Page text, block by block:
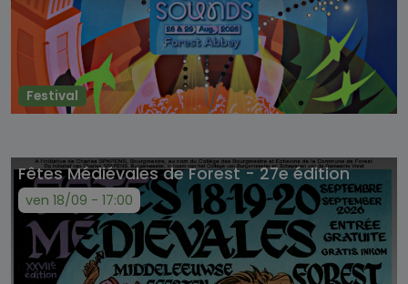
Festival
Fêtes Médiévales de Forest - 27e édition
ven 18/09 - 17:00